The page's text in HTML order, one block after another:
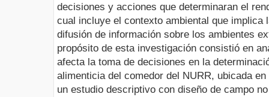
decisiones y acciones que determinaran el
cual incluye el contexto ambiental que implica
difusión de información sobre los ambientes
propósito de esta investigación consistió en
afecta la toma de decisiones en la
alimenticia del comedor del NURR, ubicada
un estudio descriptivo con diseño de campo